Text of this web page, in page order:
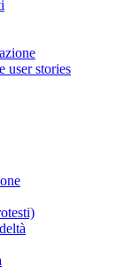
user stories